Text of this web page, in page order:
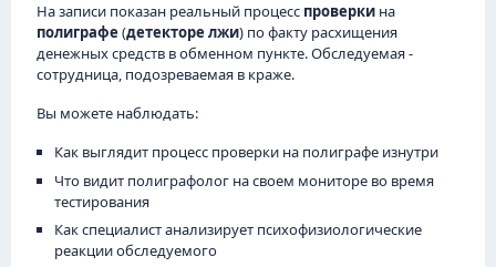
На записи показан реальный процесс проверки на
полиграфе (детекторе лжи) по факту расхищения
денежных средств в обменном пункте. Обследуемая -
сотрудница, подозреваемая в краже.
Вы можете наблюдать:
Как выглядит процесс проверки на полиграфе изнутри
Что видит полиграфолог на своем мониторе во время
тестирования
Как специалист анализирует психофизиологические
реакции обследуемого